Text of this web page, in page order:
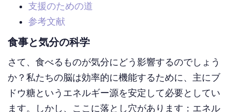
支援のための道
参考文献
食事と気分の科学
さて、食べるものが気分にどう影響するのでしょう
か？私たちの脳は効率的に機能するために、主にブ
ドウ糖というエネルギー源を安定して必要としてい
ます。しかし、ここに落とし穴があります：エネル